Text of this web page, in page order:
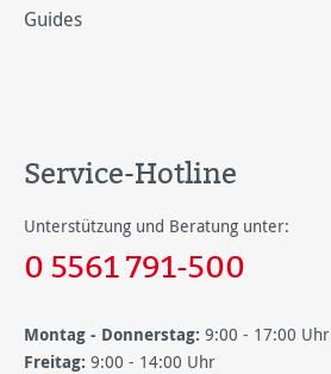
Guides
Service-Hotline
Unterstützung und Beratung unter:
0 5561 791-500
Montag - Donnerstag: 9:00 - 17:00 Uhr
Freitag: 9:00 - 14:00 Uhr